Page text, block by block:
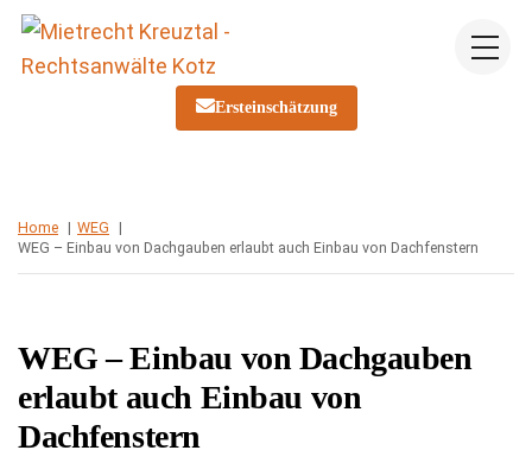
Skip
Ersteinschätzung
Home
WEG
WEG – Einbau von Dachgauben erlaubt auch Einbau von Dachfenstern
WEG – Einbau von Dachgauben
erlaubt auch Einbau von
Dachfenstern